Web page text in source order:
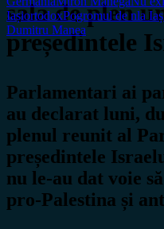
sala de plen
președintele
IașiortodoxPogromul de nla
Dumitru Manea
Parlamentari ai
au declarat luni,
plenul reunit al
președintele
nu le-au dat voie
pro-Palestina și